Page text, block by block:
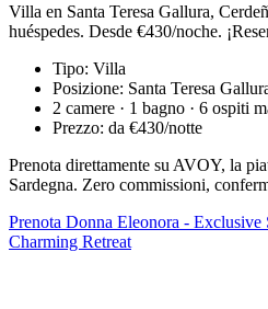
Villa en Santa Teresa Gallura,
huéspedes. Desde €430/noche.
Tipo: Villa
Posizione: Santa Teresa
2 camere · 1 bagno · 6 ospiti
Prezzo: da €430/notte
Prenota direttamente su AVOY, la
Sardegna. Zero commissioni,
Prenota Donna Eleonora -
Charming Retreat